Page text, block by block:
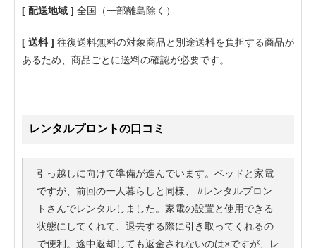
[ 配送地域 ] 全国（一部離島除く）
[ 送料 ] 往復送料無料の対象商品と別途送料を負担する商品が
あるため、商品ごとに送料の確認が必要です。
レンタルプロントの口コミ
引っ越しに向けて準備が進んでいます。 ベッドと家電
ですが、前回の一人暮らしと同様、 #レンタルプロン
ト さんでレンタルしました。家電の設置と使用できる
状態にしてくれて、退去する際に引き取ってくれるの
で便利。 途中返却しても返金されないのは×ですが、レ